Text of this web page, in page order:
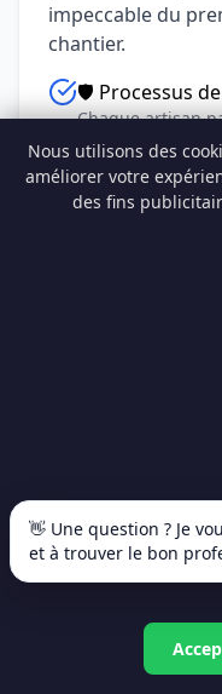
Nous utilisons des
améliorer votre
des fins
impeccable du
chantier.
🛡️ Processus
Chaque artisan
approfondi :
numéro BCE
minimum 5 ans
intervention.
⭐ Évaluation
Chaque artisan
professionnels
"Le bon artisan,
👋 Une question ? Je
et à trouver le bon